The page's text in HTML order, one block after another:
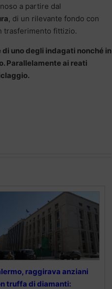
a partire dal
, di un rilevante fondo con
trasferimento fittizio.
uno degli indagati nonché in
Parallelamente ai reati
raggirava anziani
truffa di diamanti: